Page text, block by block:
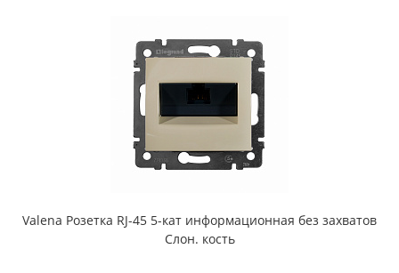
Valena Розетка RJ-45 5-кат информационная без захватов
Слон. кость